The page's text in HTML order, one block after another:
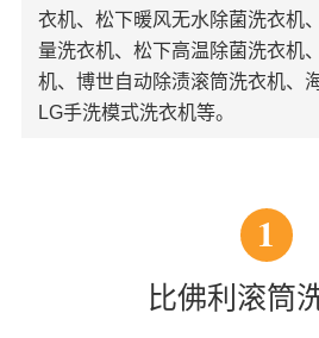
衣机、松下暖风无水除菌洗衣机
量洗衣机、松下高温除菌洗衣机
机、博世自动除渍滚筒洗衣机、
LG手洗模式洗衣机等。
1
比佛利滚筒